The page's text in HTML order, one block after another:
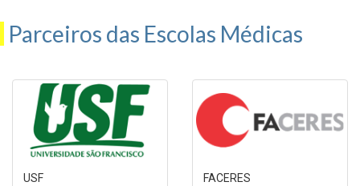
Parceiros das Escolas Médicas
USF FACERES